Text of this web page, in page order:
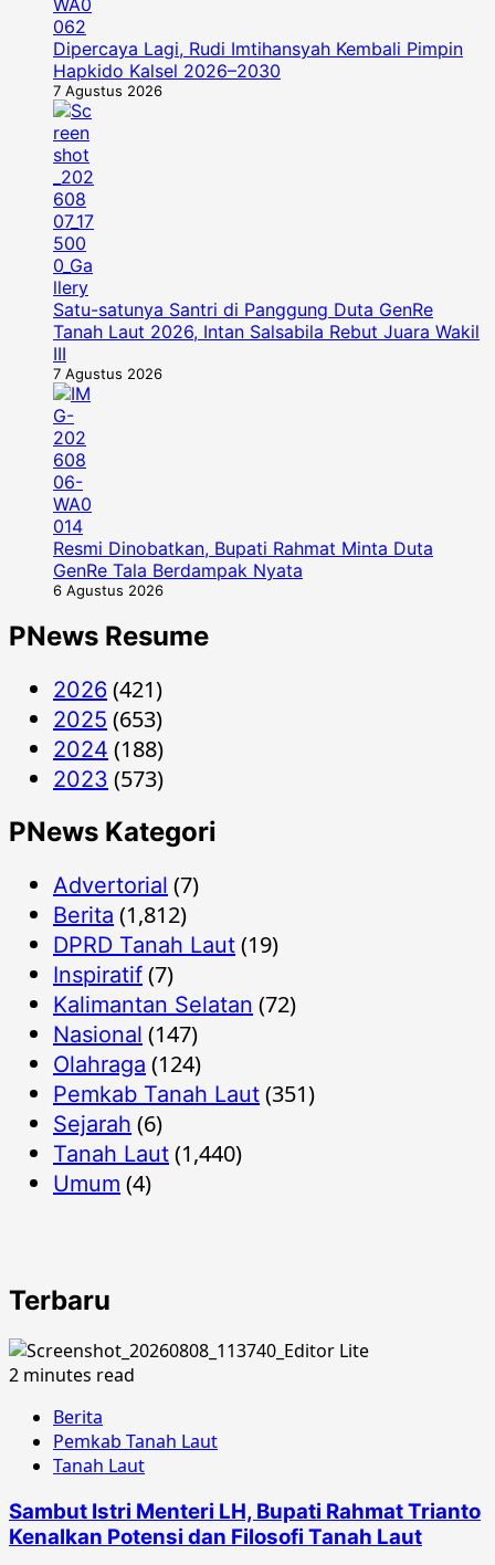
Dipercaya Lagi, Rudi Imtihansyah Kembali Pimpin
Hapkido Kalsel 2026–2030
7 Agustus 2026
Satu-satunya Santri di Panggung Duta GenRe
Tanah Laut 2026, Intan Salsabila Rebut Juara Wakil
III
7 Agustus 2026
Resmi Dinobatkan, Bupati Rahmat Minta Duta
GenRe Tala Berdampak Nyata
6 Agustus 2026
PNews Resume
2026 (421)
2025 (653)
2024 (188)
2023 (573)
PNews Kategori
Advertorial (7)
Berita (1,812)
DPRD Tanah Laut (19)
Inspiratif (7)
Kalimantan Selatan (72)
Nasional (147)
Olahraga (124)
Pemkab Tanah Laut (351)
Sejarah (6)
Tanah Laut (1,440)
Umum (4)
Terbaru
2 minutes read
Berita
Pemkab Tanah Laut
Tanah Laut
Sambut Istri Menteri LH, Bupati Rahmat Trianto
Kenalkan Potensi dan Filosofi Tanah Laut